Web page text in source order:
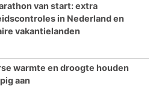
van start: extra
in Nederland en
vakantielanden
warmte en droogte houden
aan